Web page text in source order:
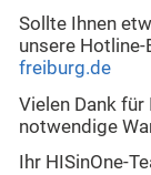
Sollte Ihnen
unsere
freiburg.de
Vielen Dank
notwendige
Ihr HISinOne-